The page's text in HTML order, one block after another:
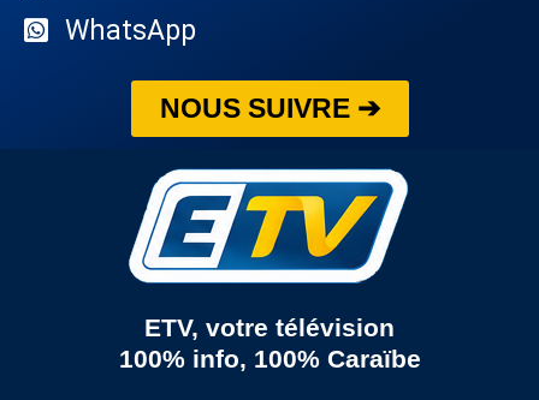
WhatsApp
NOUS SUIVRE ➔
ETV, votre télévision
100% info, 100% Caraïbe